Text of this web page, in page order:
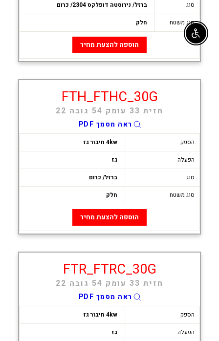
סוג
ברזל/ נירוסטה דופלקס 2304/ כרום
סוג משטח
חלק
הוספה להצעת מחיר
FTH_FTHC_30G
חזית 33 עומק 54 גובה 22
ראה מסמך PDF
הספק
4kw חיבור גז
הפעלה
גז
סוג
ברזל/ כרום
סוג משטח
חלק
הוספה להצעת מחיר
FTR_FTRC_30G
חזית 33 עומק 54 גובה 22
ראה מסמך PDF
הספק
4kw חיבור גז
הפעלה
גז
Enable accessibility